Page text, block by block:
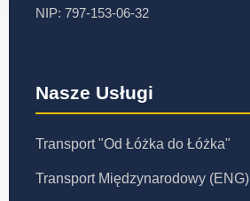
NIP: 797-153-06-32
Nasze Usługi
Transport "Od Łóżka do Łóżka"
Transport Międzynarodowy (ENG)